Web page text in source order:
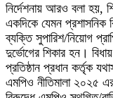
নির্দেশনায় আরও বলা হয়,
একদিকে যেমন প্রশাসনিক
ব্যক্তি সুপারিশ/নিয়োগ
দুর্ভোগের শিকার হন।
প্রতিষ্ঠান প্রধান কর্তৃক
এমপিও নীতিমালা ২০২৫